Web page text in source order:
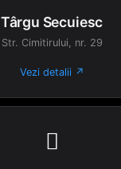
Târgu Secuiesc
Str. Cimitirului, nr. 29
Vezi detalii ↗
